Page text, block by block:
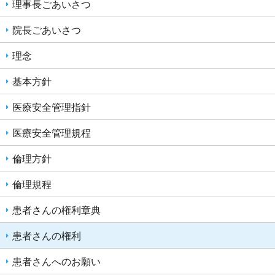
理事長ごあいさつ
院長ごあいさつ
理念
基本方針
医療安全管理指針
医療安全管理規程
倫理方針
倫理規程
患者さんの権利章典
患者さんの権利
患者さんへのお願い